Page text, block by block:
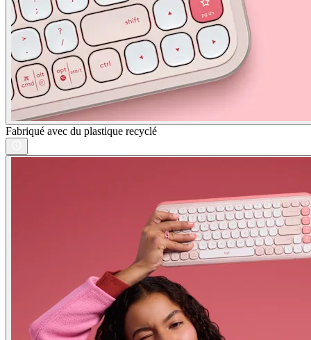
Fabriqué avec du plastique recyclé